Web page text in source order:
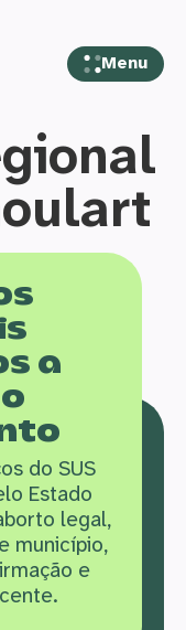
Menu
a
do SUS
Estado
legal,
município,
e